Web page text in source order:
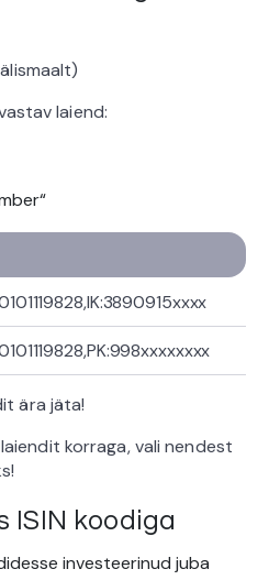
laiend:
ära jäta!
korraga, vali nendest
ISIN koodiga
investeerinud juba